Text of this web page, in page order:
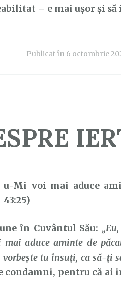
– e mai ușor și
Publicat în 6 octombrie
u-Mi voi mai aduce
43:25)
în Cuvântul Său:
aduce aminte de
tu însuţi, ca să-ţi
condamni, pentru că ai